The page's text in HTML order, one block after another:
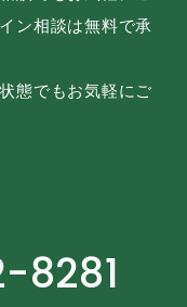
ン相談は無料で承
態でもお気軽にご
8281